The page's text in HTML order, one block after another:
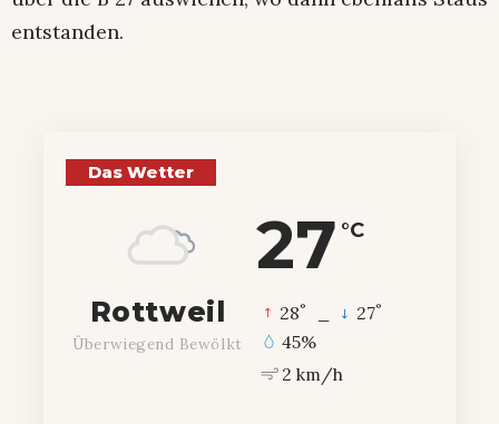
entstanden.
Das Wetter
27 °C
Rottweil
Überwiegend Bewölkt
28° 27°
45%
2 km/h